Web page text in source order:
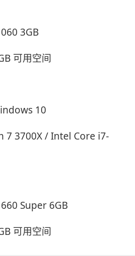
3GB
可用空间
10
7 3700X / Intel Core i7-
Super 6GB
可用空间